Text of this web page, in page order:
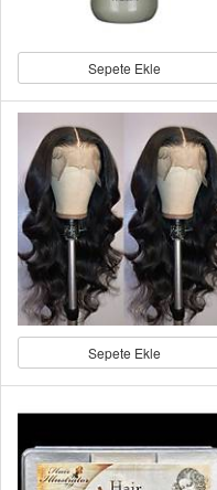
Sepete Ekle
Sepete Ekle